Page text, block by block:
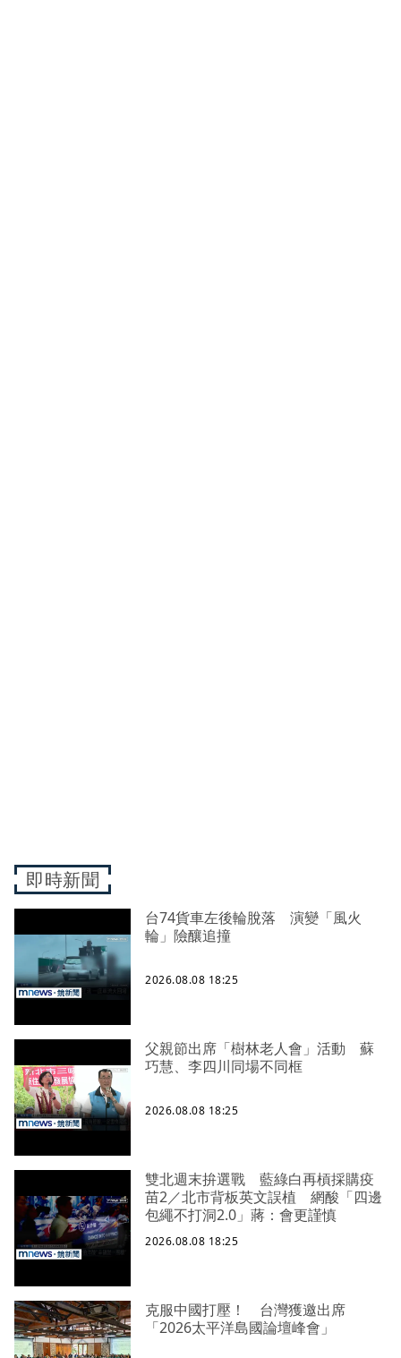
即時新聞
台74貨車左後輪脫落 演變「風火
輪」險釀追撞
2026.08.08 18:25
父親節出席「樹林老人會」活動 蘇
巧慧、李四川同場不同框
2026.08.08 18:25
雙北週末拚選戰 藍綠白再槓採購疫
苗2／北市背板英文誤植 網酸「四邊
包繩不打洞2.0」蔣：會更謹慎
2026.08.08 18:25
克服中國打壓！ 台灣獲邀出席
「2026太平洋島國論壇峰會」